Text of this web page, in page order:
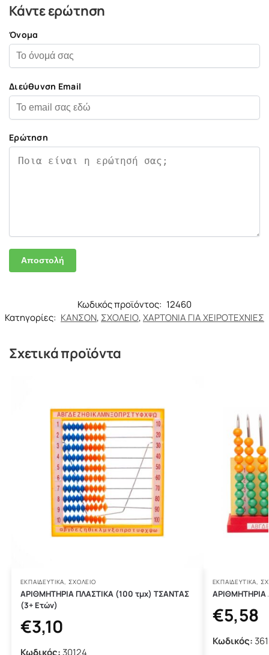
Κάντε ερώτηση
Όνομα
Διεύθυνση Email
Ερώτηση
Κωδικός προϊόντος: 12460
Κατηγορίες: ΚΑΝΣΟΝ, ΣΧΟΛΕΙΟ,ΧΑΡΤΟΝΙΑ ΓΙΑ ΧΕΙΡΟΤΕΧΝΙΕΣ
Σχετικά προϊόντα
ΕΚΠΑΙΔΕΥΤΙΚΆ, ΣΧΟΛΕΙΟ
ΑΡΙΘΜΗΤΗΡΙΑ ΠΛΑΣΤΙΚΑ (100 τμχ) ΤΣΑΝΤΑΣ
(3+ Ετών)
€3,10
Κωδικός: 30124
ΕΚΠΑΙΔΕΥΤΙΚΆ,
ΑΡΙΘΜΗΤΗΡΙΑ
€5,58
Κωδικός: